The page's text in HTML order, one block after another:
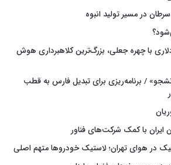
در مسیر تولید انبوه
۲۵ میلیون دلاری با چهره جعلی، بزرگ‌ترین کلاهبرداری هوش
/ برنامه‌ریزی برای تبدیل فارس به قطب
ایران با کمک شرکت‌های فناور
در هوای تهران؛ لاستیک خودروها متهم اصلی